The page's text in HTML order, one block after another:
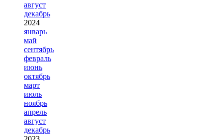
август
декабрь
2024
январь
май
сентябрь
февраль
июнь
октябрь
март
июль
ноябрь
апрель
август
декабрь